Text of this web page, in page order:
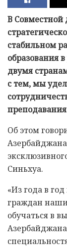
В Совместной
стабильном
образования
двумя
с тем, мы
Об этом
Синьхуа.
«Из года в
граждан
обучаться в